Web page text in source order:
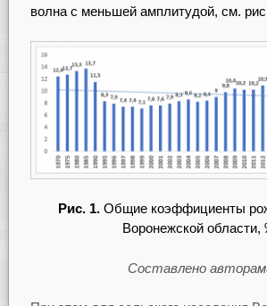
волна с меньшей амплитудой, см.
Рис. 1. Общие коэффициенты
Воронежской
Составлено